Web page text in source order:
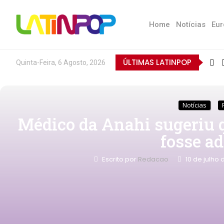
Home Notícias
Quinta-Feira, 6 Agosto, 2026 ÚLTIMAS LATINPOP
Notícias
Médico da Anahi sugeriu
fosse
Escrito por Redacao 10 de julho